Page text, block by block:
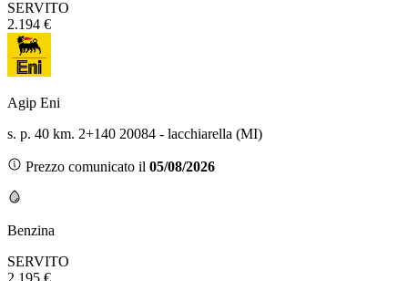
SERVITO
2.194 €
Agip Eni
s. p. 40 km. 2+140 20084 - lacchiarella (MI)
Prezzo comunicato il 05/08/2026
Benzina
SERVITO
2.195 €